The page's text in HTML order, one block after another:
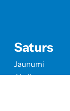
Saturs
Jaunumi
Akcijas